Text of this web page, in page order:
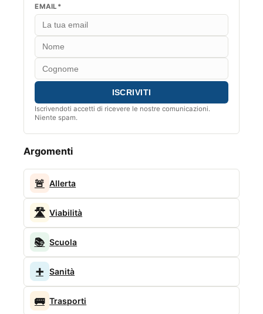
EMAIL*
Iscrivendoti accetti di ricevere le nostre comunicazioni.
Niente spam.
Argomenti
🚨 Allerta
🛣️ Viabilità
📚 Scuola
➕ Sanità
🚌 Trasporti